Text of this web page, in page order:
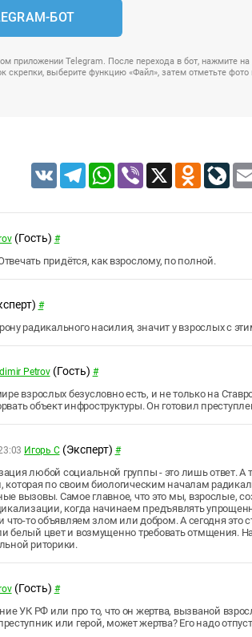
БОТ
приложении Telegram. После перехода в бот, нажмите
скрепки, выберите функцию «Файл», затем отметьте
VK TelegramWhatsApp
Viber X
(Гость) #
придётся, как взрослому, по полной.
#
радикального насилия, значит у взрослых с
Petrov (Гость) #
взрослых безусловно есть, и не только на
объект инфроструктуры. Он готовил
Игорь С (Эксперт) #
любой социальной группы - это лишь ответ. А
по своим биологическим началам
вызовы. Самое главное, что это мы, взрослые,
когда начинаем предъявлять
что-то объявляем злом или добром. А сегодня это
белый цвет и возмущенно требовать отмщения.
риторики.
(Гость) #
УК РФ или про то, что он жертва, вызваной
или герой, может жертва? Его надо